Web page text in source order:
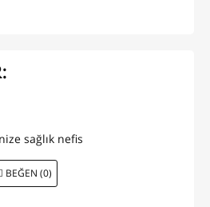
sağlık nefis
BEĞEN (0)